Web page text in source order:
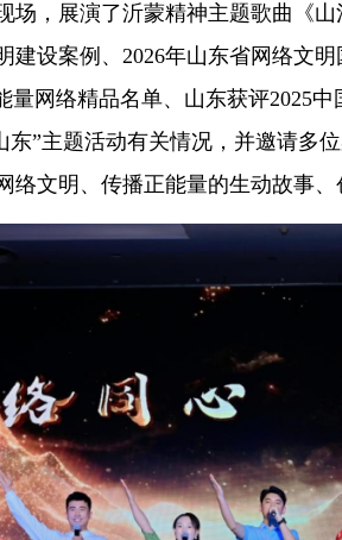
，展演了沂蒙精神主题歌曲《山
建设案例、2026年山东省网络文
量网络精品名单、山东获评2025
东”主题活动有关情况，并邀请多
络文明、传播正能量的生动故事、